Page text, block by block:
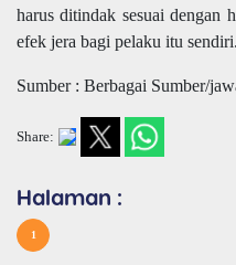
harus ditindak sesuai dengan
efek jera bagi pelaku itu sendiri.
Sumber : Berbagai Sumber/
Share:
Halaman :
1